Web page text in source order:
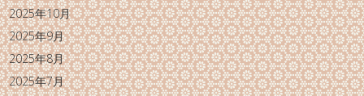
2025年10月
2025年9月
2025年8月
2025年7月